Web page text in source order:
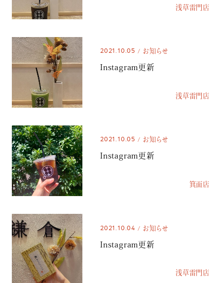
浅草雷門店
2021.10.05 お知らせ
Instagram更新
浅草雷門店
2021.10.05 お知らせ
Instagram更新
箕面店
2021.10.04 お知らせ
Instagram更新
浅草雷門店